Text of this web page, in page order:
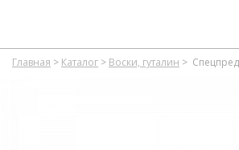
Главная > Каталог > Воски, гуталин >